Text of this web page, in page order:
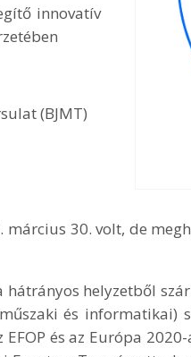
innovatív
(BJMT)
március 30. volt, de
helyzetből
és informatikai)
és az Európa